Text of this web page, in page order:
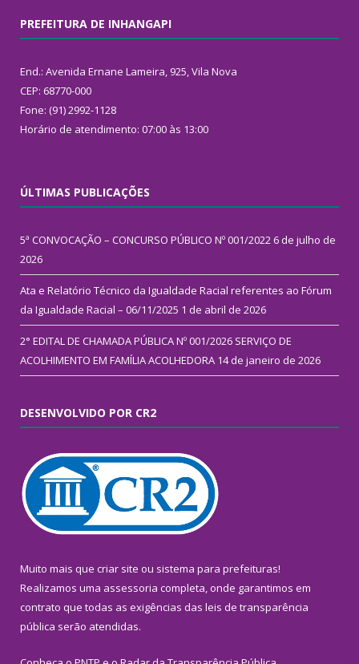
PREFEITURA DE INHANGAPI
End.: Avenida Ernane Lameira, 925, Vila Nova
CEP: 68770-000
Fone: (91) 2992-1128
Horário de atendimento: 07:00 às 13:00
ÚLTIMAS PUBLICAÇÕES
5ª CONVOCAÇÃO – CONCURSO PÚBLICO Nº 001/2022 6 de julho de
2026
Ata e Relatório Técnico da Igualdade Racial referentes ao Fórum
da Igualdade Racial – 06/11/2025 1 de abril de 2026
2° EDITAL DE CHAMADA PÚBLICA Nº 001/2026 SERVIÇO DE
ACOLHIMENTO EM FAMÍLIA ACOLHEDORA 14 de janeiro de 2026
DESENVOLVIDO POR CR2
Muito mais que criar site ou sistema para prefeituras!
Realizamos uma assessoria completa, onde garantimos em
contrato que todas as exigências das leis de transparência
pública serão atendidas.